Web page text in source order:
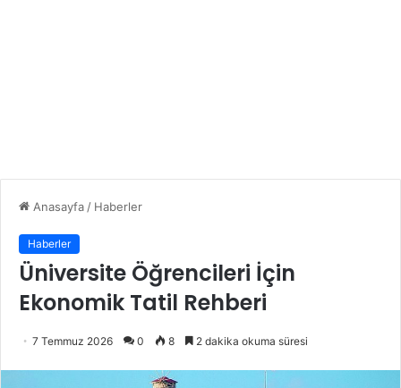
Anasayfa / Haberler
Haberler
Üniversite Öğrencileri İçin
Ekonomik Tatil Rehberi
7 Temmuz 2026 0 8 2 dakika okuma süresi